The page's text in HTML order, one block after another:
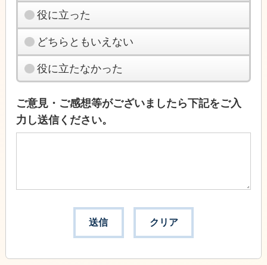
役に立った
どちらともいえない
役に立たなかった
ご意見・ご感想等がございましたら下記をご入
力し送信ください。